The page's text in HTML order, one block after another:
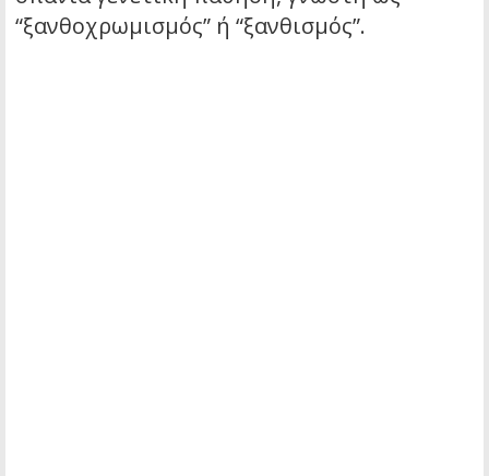
“ξανθοχρωμισμός” ή “ξανθισμός”.